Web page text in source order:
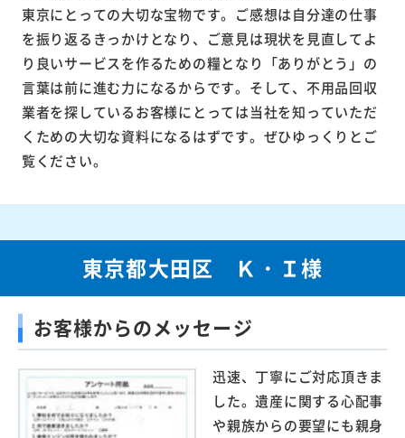
東京にとっての大切な宝物です。ご感想は自分達の仕事
を振り返るきっかけとなり、ご意見は現状を見直してよ
り良いサービスを作るための糧となり「ありがとう」の
言葉は前に進む力になるからです。そして、不用品回収
業者を探しているお客様にとっては当社を知っていただ
くための大切な資料になるはずです。ぜひゆっくりとご
覧ください。
東京都大田区 Ｋ・Ｉ様
お客様からのメッセージ
迅速、丁寧にご対応頂きま
した。遺産に関する心配事
や親族からの要望にも親身